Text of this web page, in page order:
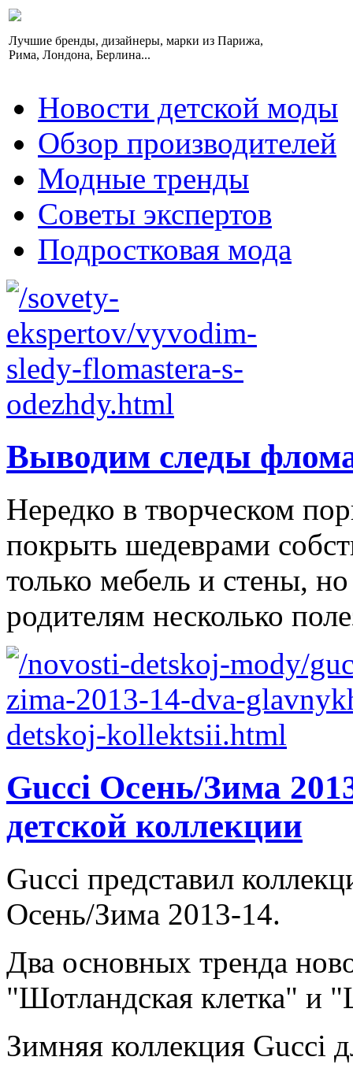
Лучшие бренды, дизайнеры, марки из Парижа,
Рима, Лондона, Берлина...
Новости детской моды
Обзор производителей
Модные тренды
Советы экспертов
Подростковая мода
Выводим следы
Нередко в творческом
покрыть шедеврами
только мебель и стены,
родителям несколько
Gucci Осень/Зима
детской коллекции
Gucci представил
Осень/Зима 2013-14.
Два основных тренда
"Шотландская клетка" и
Зимняя коллекция Gucci